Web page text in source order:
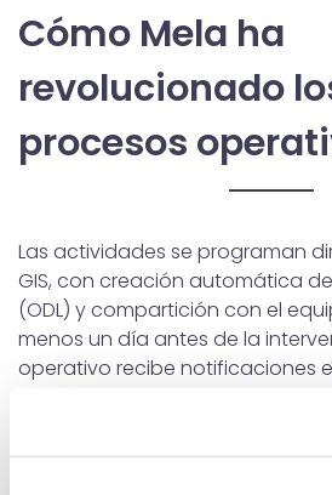
Cómo Mela ha
revolucionado
procesos
Las actividades se programan
GIS, con creación automática
(ODL) y compartición con el
menos un día antes de la
operativo recibe notificaciones
para visualizar las actividades
fechas correspondientes.